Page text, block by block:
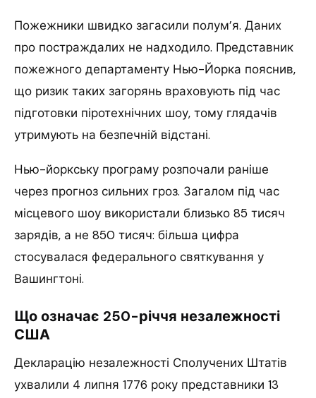
Пожежники швидко загасили полум’я. Даних
про постраждалих не надходило. Представник
пожежного департаменту Нью-Йорка пояснив,
що ризик таких загорянь враховують під час
підготовки піротехнічних шоу, тому глядачів
утримують на безпечній відстані.
Нью-йоркську програму розпочали раніше
через прогноз сильних гроз. Загалом під час
місцевого шоу використали близько 85 тисяч
зарядів, а не 850 тисяч: більша цифра
стосувалася федерального святкування у
Вашингтоні.
Що означає 250-річчя незалежності
США
Декларацію незалежності Сполучених Штатів
ухвалили 4 липня 1776 року представники 13